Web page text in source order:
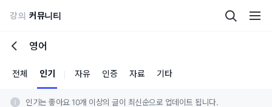
강의 커뮤니티
영어
전체 인기 자유 인증 자료 기타
인기는 좋아요 10개 이상의 글이 최신순으로 업데이트 됩니다.